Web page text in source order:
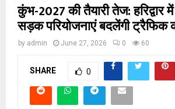
कुंभ-2027 की तैयारी तेज:
सड़क परियोजनाएं बदलेंगी ट्रैफिक
by admin June 27, 2026 0 60
SHARE 0